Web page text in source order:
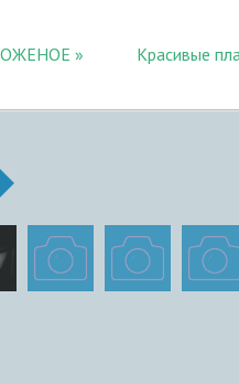
Красивые